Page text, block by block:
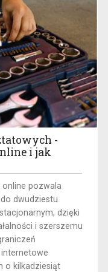
-
i jak
pozwala
dwudziestu
dzięki
i szerszemu
o kilkadziesiąt